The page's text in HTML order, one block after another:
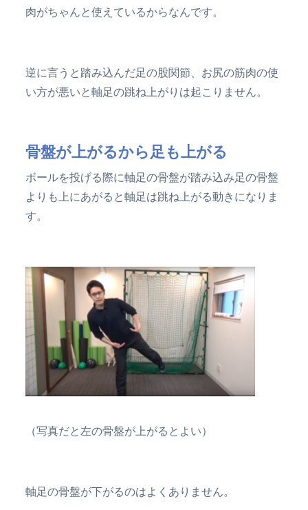
肉がちゃんと使えているからなんです。
逆に言うと踏み込んだ足の股関節、お尻の筋肉の使
い方が悪いと軸足の跳ね上がりは起こりません。
骨盤が上がるから足も上がる
ボールを投げる際に軸足の骨盤が踏み込み足の骨盤
よりも上にあがると軸足は跳ね上がる動きになりま
す。
（写真だと左の骨盤が上がるとよい）
軸足の骨盤が下がるのはよくありません。